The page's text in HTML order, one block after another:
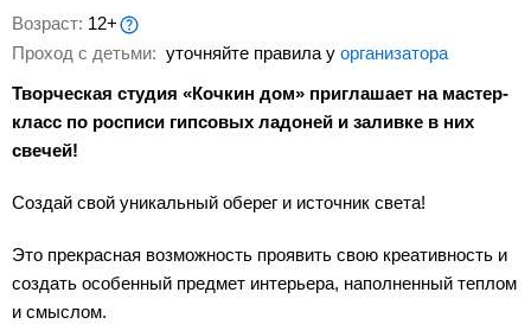
Возраст: 12+
Проход с детьми: уточняйте правила у организатора
Творческая студия «Кочкин дом» приглашает на мастер-
класс по росписи гипсовых ладоней и заливке в них
свечей!
Создай свой уникальный оберег и источник света!
Это прекрасная возможность проявить свою креативность и
создать особенный предмет интерьера, наполненный теплом
и смыслом.